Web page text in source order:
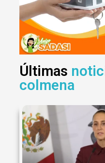
Últimas
colmena